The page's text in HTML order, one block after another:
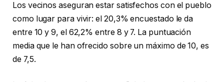
Los vecinos aseguran estar satisfechos con el pueblo
como lugar para vivir: el 20,3% encuestado le da
entre 10 y 9, el 62,2% entre 8 y 7. La puntuación
media que le han ofrecido sobre un máximo de 10, es
de 7,5.